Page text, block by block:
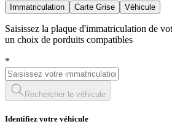
Immatriculation Carte Grise Véhicule
Saisissez la plaque d'immatriculation de
un choix de porduits compatibles
*
Rechercher le véhicule
Identifiez votre véhicule